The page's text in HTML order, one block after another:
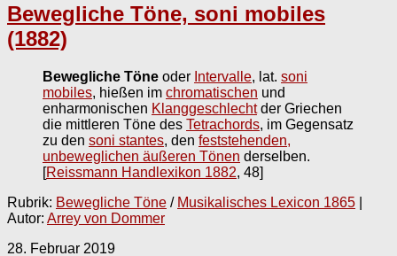
Bewegliche Töne, soni mobiles
(1882)
Bewegliche Töne oder Intervalle, lat. soni
mobiles, hießen im chromatischen und
enharmonischen Klanggeschlechtder Griechen
die mittleren Töne des Tetrachords, im Gegensatz
zu den soni stantes, den feststehenden,
unbeweglichen äußeren Tönen derselben.
[Reissmann Handlexikon 1882, 48]
Rubrik: Bewegliche Töne / Musikalisches Lexicon 1865
Autor: Arrey von Dommer
28. Februar 2019